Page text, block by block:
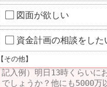
図面が欲しい
資金計画の相談をした
【その他】